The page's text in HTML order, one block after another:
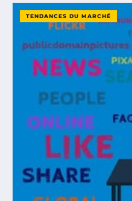
TENDANCES DU MARCHÉ